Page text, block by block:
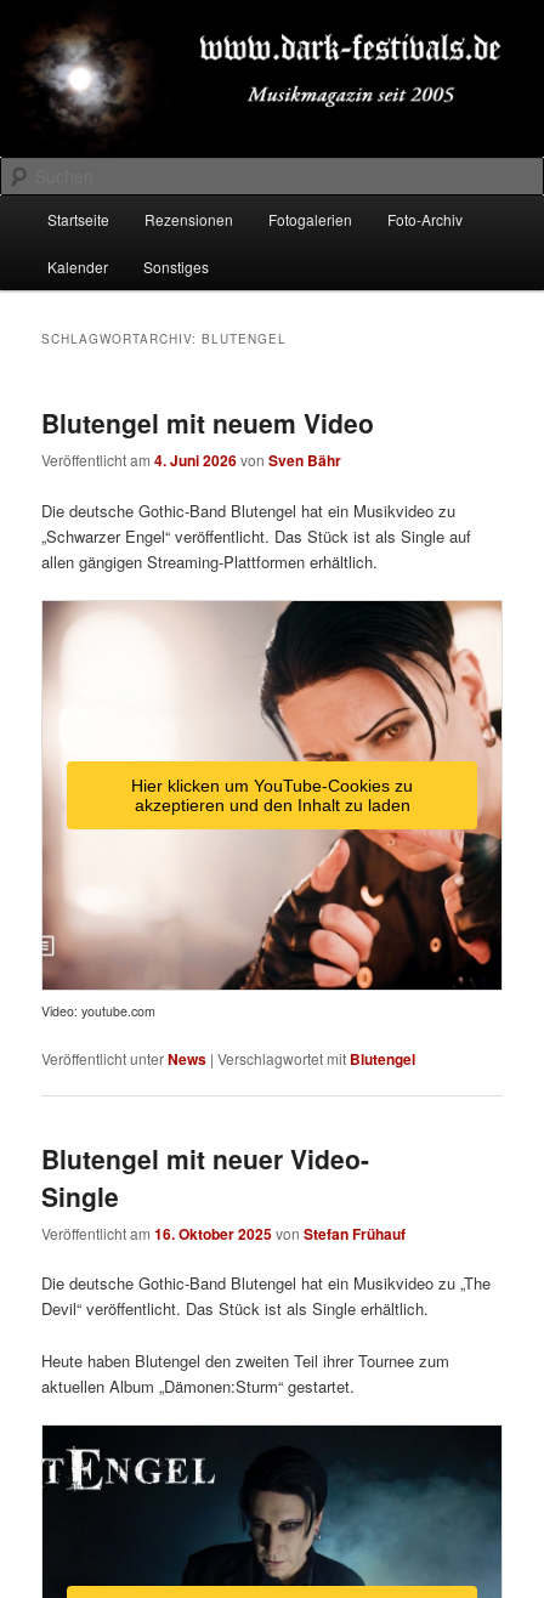
primären
Inhalt
springen
sekundären
Inhalt
springenDARK-FESTIVALS.DE
Suchen
Startseite Rezensionen Fotogalerien Foto-Archiv
Kalender Sonstiges
SCHLAGWORTARCHIV:BLUTENGEL
Blutengel mit neuem Video
Veröffentlicht am4. Juni 2026vonSven Bähr
Die deutsche Gothic-Band Blutengel hat ein Musikvideo zu
„Schwarzer Engel“ veröffentlicht. Das Stück ist als Single auf
allen gängigen Streaming-Plattformen erhältlich.
Hier klicken um YouTube-Cookies zu
akzeptieren und den Inhalt zu laden
Video: youtube.com
Veröffentlicht unterNews |Verschlagwortet mit Blutengel
Blutengel mit neuer Video-
Single
Veröffentlicht am16. Oktober 2025vonStefan Frühauf
Die deutsche Gothic-Band Blutengel hat ein Musikvideo zu „The
Devil“ veröffentlicht. Das Stück ist als Single erhältlich.
Heute haben Blutengel den zweiten Teil ihrer Tournee zum
aktuellen Album „Dämonen:Sturm“ gestartet.